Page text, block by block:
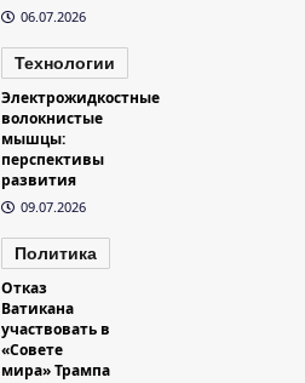
06.07.2026
Технологии
Электрожидкостные
волокнистые
мышцы:
перспективы
развития
09.07.2026
Политика
Отказ
Ватикана
участвовать в
«Совете
мира» Трампа